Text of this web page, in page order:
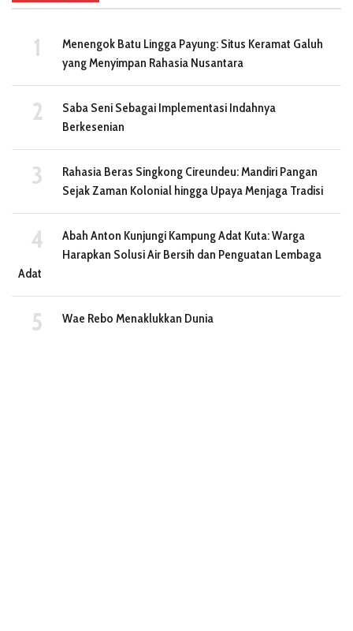
Menengok Batu Lingga Payung: Situs Keramat Galuh
yang Menyimpan Rahasia Nusantara
Saba Seni Sebagai Implementasi Indahnya
Berkesenian
Rahasia Beras Singkong Cireundeu: Mandiri Pangan
Sejak Zaman Kolonial hingga Upaya Menjaga Tradisi
Abah Anton Kunjungi Kampung Adat Kuta: Warga
Harapkan Solusi Air Bersih dan Penguatan Lembaga
Adat
Wae Rebo Menaklukkan Dunia